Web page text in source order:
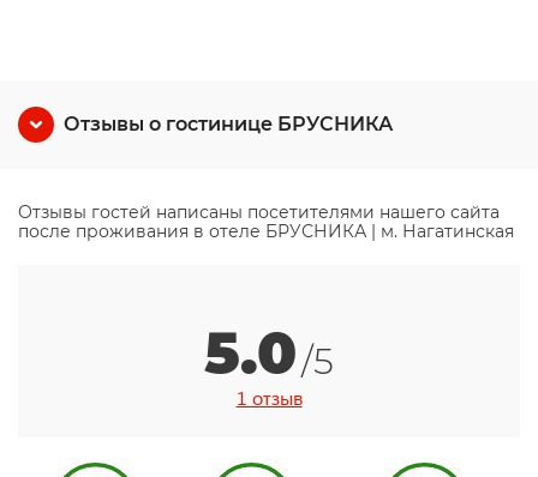
Отзывы о гостинице БРУСНИКА
Отзывы гостей написаны посетителями нашего сайта
после проживания в отеле БРУСНИКА | м. Нагатинская
5.0/5
1 отзыв